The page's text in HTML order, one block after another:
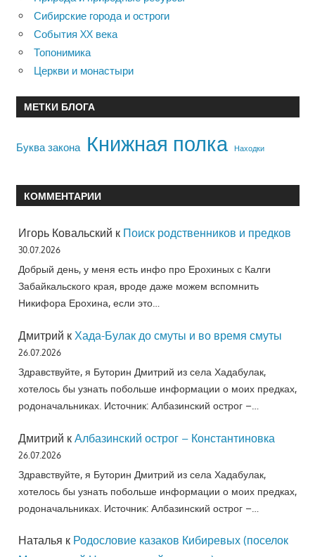
Сибирские города и остроги
События XX века
Топонимика
Церкви и монастыри
МЕТКИ БЛОГА
Буква закона Книжная полка Находки
КОММЕНТАРИИ
Игорь Ковальский к Поиск родственников и предков
30.07.2026
Добрый день, у меня есть инфо про Ерохиных с Калги
Забайкальского края, вроде даже можем вспомнить
Никифора Ерохина, если это…
Дмитрий к Хада-Булак до смуты и во время смуты
26.07.2026
Здравствуйте, я Буторин Дмитрий из села Хадабулак,
хотелось бы узнать побольше информации о моих предках,
родоначальниках. Источник: Албазинский острог –…
Дмитрий к Албазинский острог – Константиновка
26.07.2026
Здравствуйте, я Буторин Дмитрий из села Хадабулак,
хотелось бы узнать побольше информации о моих предках,
родоначальниках. Источник: Албазинский острог –…
Наталья к Родословие казаков Кибиревых (поселок